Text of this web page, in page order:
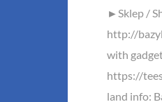
►Sklep /
http://
with
https://
land info: